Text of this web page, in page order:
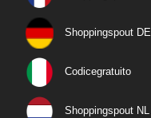
Shoppingspout DE
Codicegratuito
Shoppingspout NL